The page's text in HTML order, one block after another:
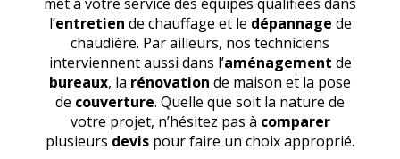
l’entretien de chauffage et le dépannage de
chaudière. Par ailleurs, nos techniciens
interviennent aussi dans l’aménagement de
bureaux, la rénovation de maison et la pose
de couverture. Quelle que soit la nature de
votre projet, n’hésitez pas à comparer
plusieurs devis pour faire un choix approprié.